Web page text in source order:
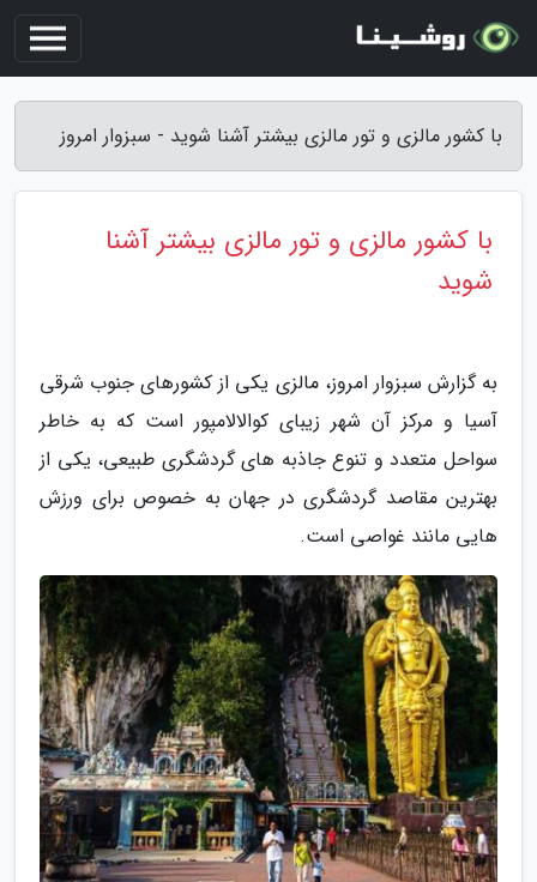
با کشور مالزی و تور مالزی بیشتر آشنا شوید - سبزوار امروز
با کشور مالزی و تور مالزی بیشتر آشنا
شوید
به گزارش سبزوار امروز، مالزی یکی از کشورهای جنوب شرقی
آسیا و مرکز آن شهر زیبای کوالالامپور است که به خاطر
سواحل متعدد و تنوع جاذبه های گردشگری طبیعی، یکی از
بهترین مقاصد گردشگری در جهان به خصوص برای ورزش
هایی مانند غواصی است.